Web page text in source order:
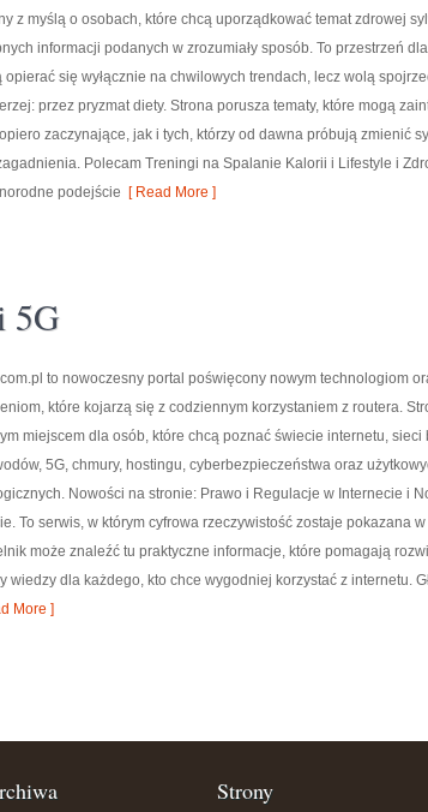
z myślą o osobach, które chcą uporządkować temat zdrowej
informacji podanych w zrozumiały sposób. To przestrzeń
opierać się wyłącznie na chwilowych trendach, lecz wolą
przez pryzmat diety. Strona porusza tematy, które mogą
zaczynające, jak i tych, którzy od dawna próbują zmienić
Polecam Treningi na Spalanie Kalorii i Lifestyle i
podejście [ Read More ]
5G
to nowoczesny portal poświęcony nowym technologiom
które kojarzą się z codziennym korzystaniem z routera.
miejscem dla osób, które chcą poznać świecie internetu,
5G, chmury, hostingu, cyberbezpieczeństwa oraz
Nowości na stronie: Prawo i Regulacje w Internecie i
To serwis, w którym cyfrowa rzeczywistość zostaje pokazana
może znaleźć tu praktyczne informacje, które pomagają
wiedzy dla każdego, kto chce wygodniej korzystać z internetu.
More ]
Strony